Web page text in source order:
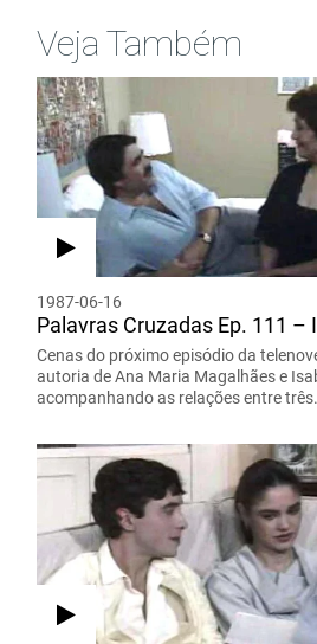
Veja Também
1987-06-16
Palavras Cruzadas Ep. 111 –
Cenas do próximo episódio da
autoria de Ana Maria Magalhães e
acompanhando as relações entre